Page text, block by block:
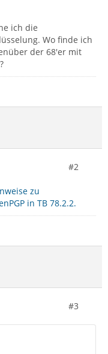
ich die
Wo finde ich
der 68'er mit
#2
zu
in TB 78.2.2.
#3